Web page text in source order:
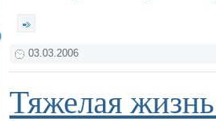
03.03.2006
Тяжелая